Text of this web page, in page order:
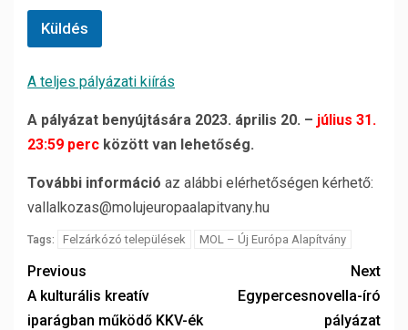
Küldés
A teljes pályázati kiírás
A pályázat benyújtására 2023. április 20. – július 31.
23:59 perc között van lehetőség.
További információ az alábbi elérhetőségen kérhető:
vallalkozas@molujeuropaalapitvany.hu
Tags: Felzárkózó települések MOL – Új Európa Alapítvány
Previous
A kulturális kreatív
iparágban működő KKV-ék
Next
Egypercesnovella-író
pályázat